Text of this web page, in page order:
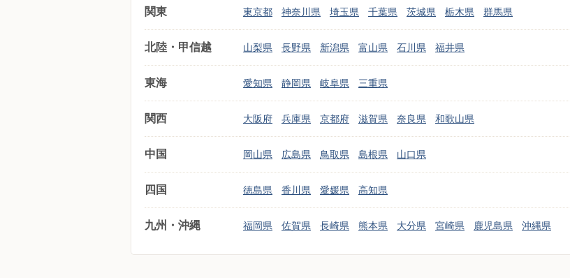
関東 東京都 神奈川県 埼玉県 千葉県 茨城県 栃木県 群馬県
北陸・甲信越 山梨県 長野県 新潟県 富山県 石川県 福井県
東海 愛知県 静岡県 岐阜県 三重県
関西 大阪府 兵庫県 京都府 滋賀県 奈良県 和歌山県
中国 岡山県 広島県 鳥取県 島根県 山口県
四国 徳島県 香川県 愛媛県 高知県
九州・沖縄 福岡県 佐賀県 長崎県 熊本県 大分県 宮崎県 鹿児島県 沖縄県